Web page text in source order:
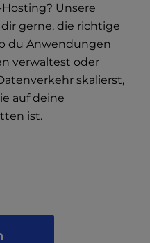
Unsere
gerne, die richtige
du Anwendungen
verwaltest oder
skalierst,
auf deine
ist.